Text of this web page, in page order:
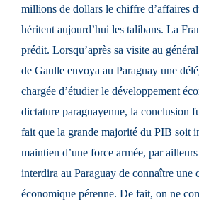
millions de dollars le chiffre d’affaires
héritent aujourd’hui les talibans. La
prédit. Lorsqu’après sa visite au
de Gaulle envoya au Paraguay une
chargée d’étudier le développement
dictature paraguayenne, la conclusion
fait que la grande majorité du PIB soit
maintien d’une force armée, par
interdira au Paraguay de connaître une
économique pérenne. De fait, on ne